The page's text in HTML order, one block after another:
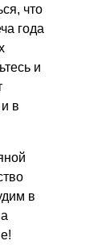
что
года
и
в
в